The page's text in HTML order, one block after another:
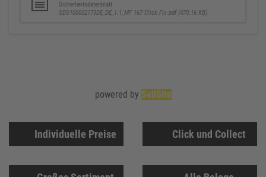
Sicherheitsdatenblatt
SDS100002173DE_DE_1.1_MF 167 Click Fix.pdf (470.16 KB)
Individuelle Preise Click und Collect
powered by SellSite